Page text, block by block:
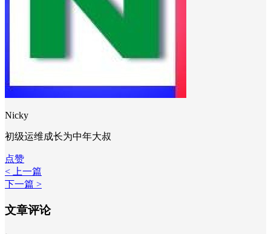
Nicky
初级运维成长为中年大叔
点赞
< 上一篇
下一篇 >
文章评论